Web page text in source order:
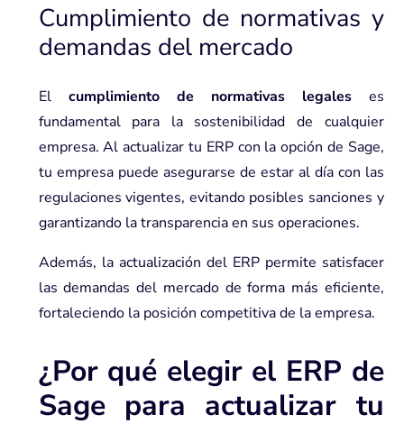
Cumplimiento de normativas y
demandas del mercado
El cumplimiento de normativas legaleses
fundamental para la sostenibilidad de cualquier
empresa. Al actualizar tu ERP con la opción de Sage,
tu empresa puede asegurarse de estar al día con las
regulaciones vigentes, evitando posibles sanciones y
garantizando la transparencia en sus operaciones.
Además, la actualización del ERP permite satisfacer
las demandas del mercado de forma más eficiente,
fortaleciendo la posición competitiva de la empresa.
¿Por qué elegir el ERP de
Sage para actualizar tu